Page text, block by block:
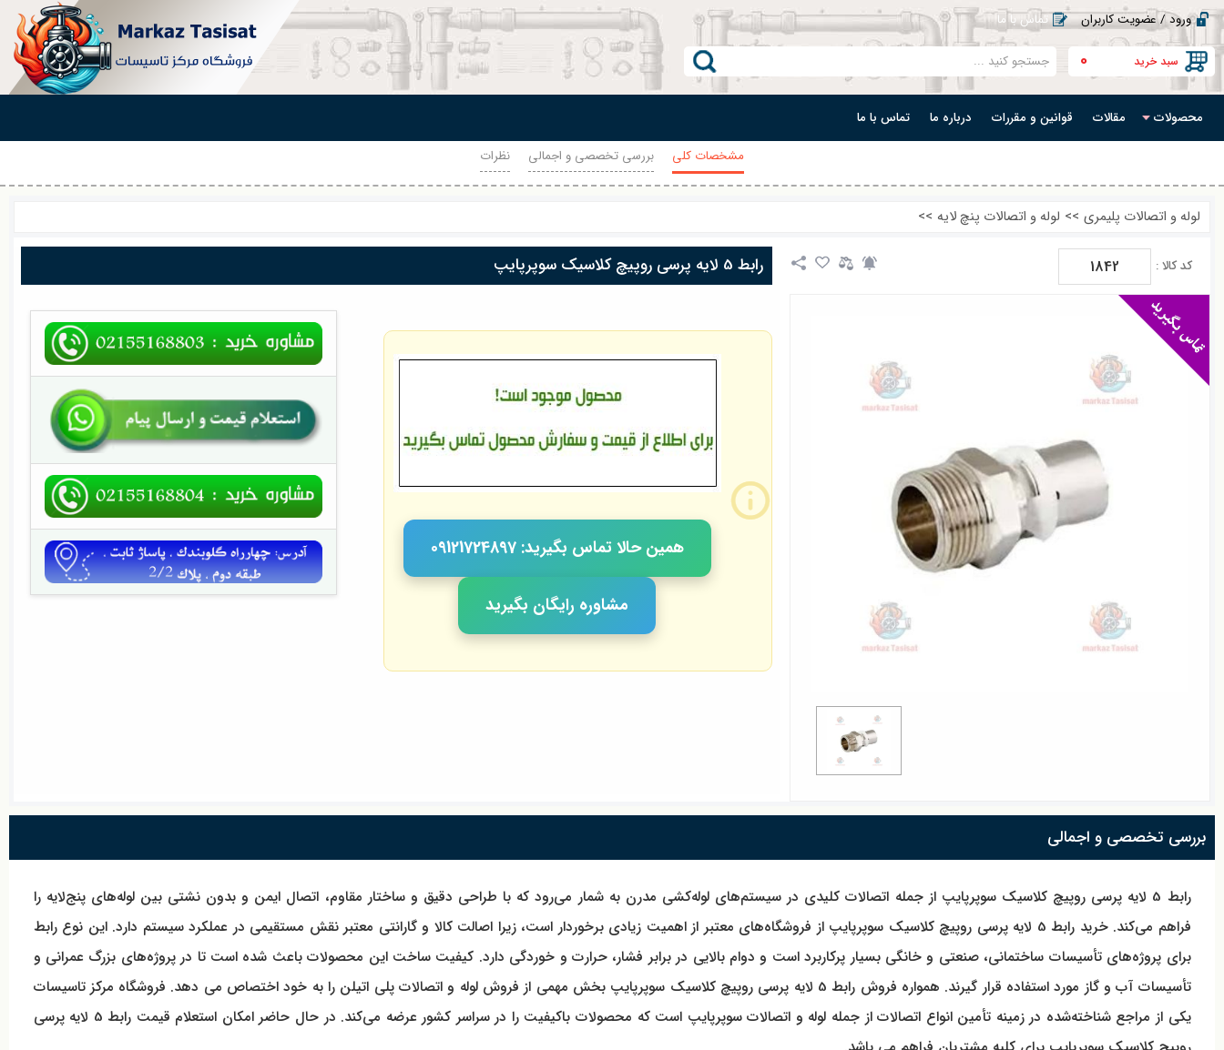
ورود / عضویت کاربران تماس با ما
سبد خرید 0
محصولات مقالات قوانین و مقررات درباره ما
تماس با ما
مشخصات کلی
بررسی تخصصی و اجمالی نظرات
لوله و اتصالات پلیمری >> لوله و اتصالات پنچ لایه >>
کد کالا : 1842 رابط 5 لایه پرسی روپیچ کلاسیک سوپرپایپ
همین حالا تماس بگیرید: 09121724897
مشاوره رایگان بگیرید
بررسی تخصصی و اجمالی
رابط 5 لایه پرسی روپیچ کلاسیک سوپرپایپ از جمله اتصالات کلیدی در سیستم‌های لوله‌کشی مدرن به شمار می‌رود که با طراحی دقیق و ساختار مقاوم، اتصال ایمن و بدون نشتی بین لوله‌های پنج‌لایه را
فراهم می‌کند. خرید رابط 5 لایه پرسی روپیچ کلاسیک سوپرپایپ از فروشگاه‌های معتبر از اهمیت زیادی برخوردار است، زیرا اصالت کالا و گارانتی معتبر نقش مستقیمی در عملکرد سیستم دارد. این نوع رابط
برای پروژه‌های تأسیسات ساختمانی، صنعتی و خانگی بسیار پرکاربرد است و دوام بالایی در برابر فشار، حرارت و خوردگی دارد. کیفیت ساخت این محصولات باعث شده است تا در پروژه‌های بزرگ عمرانی و
تأسیسات آب و گاز مورد استفاده قرار گیرند. همواره فروش رابط 5 لایه پرسی روپیچ کلاسیک سوپرپایپ بخش مهمی از فروش
لوله و اتصالات پلی اتیلن را به خود اختصاص می دهد. فروشگاه مرکز تاسیسات
یکی از مراجع شناخته‌شده در زمینه تأمین انواع اتصالات از جمله لوله و اتصالات سوپرپایپ است که محصولات باکیفیت را در سراسر کشور عرضه می‌کند. در حال حاضر امکان استعلام قیمت
رابط 5 لایه پرسی